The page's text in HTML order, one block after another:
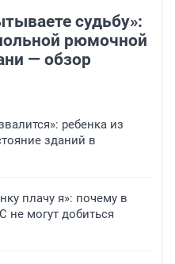
судьбу»:
рюмочной
— обзор
ребенка из
зданий в
плачу я»: почему в
могут добиться